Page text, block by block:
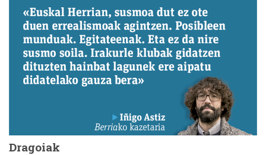
Dragoiak